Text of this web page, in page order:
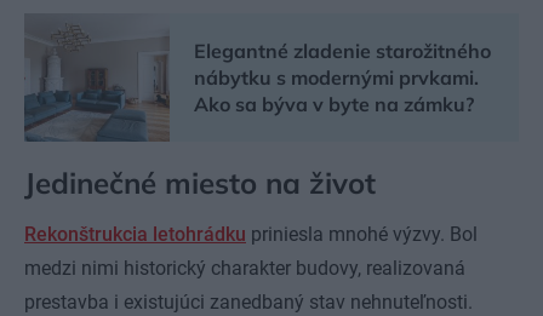
Elegantné zladenie starožitného
nábytku s modernými prvkami.
Ako sa býva v byte na zámku?
Jedinečné miesto na život
Rekonštrukcia letohrádku priniesla mnohé výzvy. Bol
medzi nimi historický charakter budovy, realizovaná
prestavba i existujúci zanedbaný stav nehnuteľnosti.